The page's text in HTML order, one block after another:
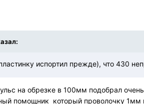
испортил прежде), что 430
на обрезке в 100мм подобрал
помощник который проволочку 1мм